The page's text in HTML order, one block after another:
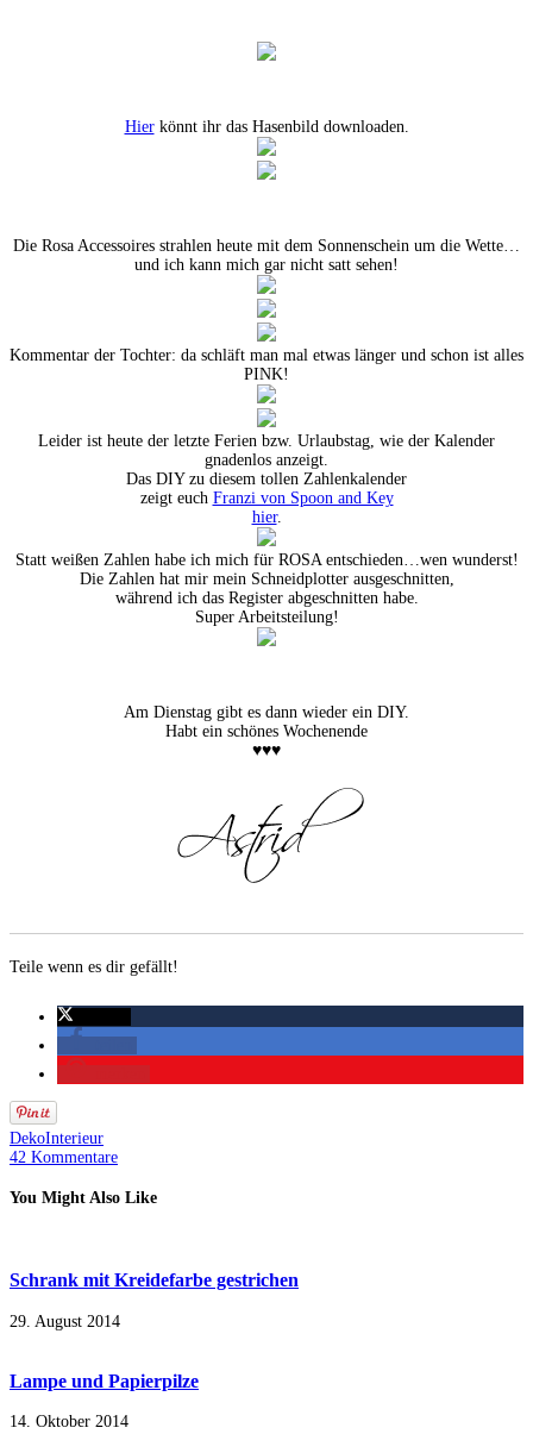
Hierkönnt ihr das Hasenbild downloaden.
Die Rosa Accessoires strahlen heute mit dem Sonnenschein um die Wette…
und ich kann mich gar nicht satt sehen!
Kommentar der Tochter: da schläft man mal etwas länger und schon ist alles
PINK!
Leider ist heute der letzte Ferien bzw. Urlaubstag, wie der Kalender
gnadenlos anzeigt.
Das DIY zu diesem tollen Zahlenkalender
zeigt euch Franzi von Spoon and Key
hier.
Statt weißen Zahlen habe ich mich für ROSA entschieden…wen wunderst!
Die Zahlen hat mir mein Schneidplotter ausgeschnitten,
während ich das Register abgeschnitten habe.
Super Arbeitsteilung!
Am Dienstag gibt es dann wieder ein DIY.
Habt ein schönes Wochenende
♥♥♥
Teile wenn es dir gefällt!
DekoInterieur
42 Kommentare
You Might Also Like
Schrank mit Kreidefarbe gestrichen
29. August 2014
Lampe und Papierpilze
14. Oktober 2014